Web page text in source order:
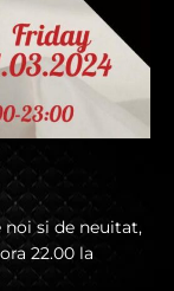
si de neuitat,
22.00 la